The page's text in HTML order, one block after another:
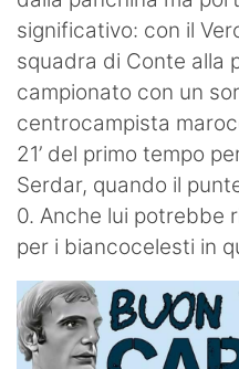
significativo: con il
squadra di Conte alla
campionato con un
centrocampista
21’ del primo tempo
Serdar, quando il
0. Anche lui potrebbe
per i biancocelesti in